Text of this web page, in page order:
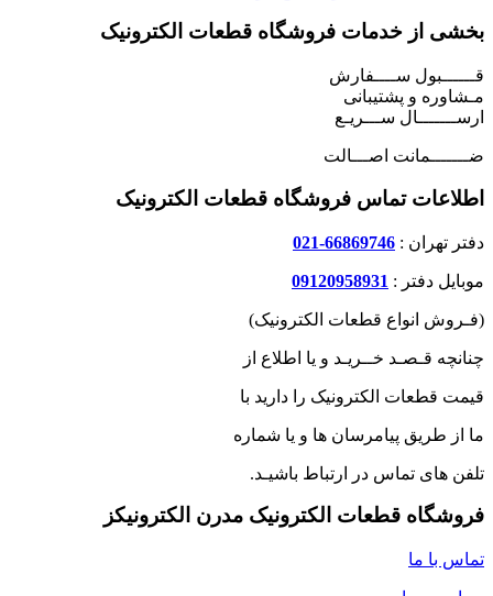
بخشی از خدمات فروشگاه قطعات الکترونیک
قــــــبول ســــفارش
مـشاوره و پشتیبانی
ارســـــــال ســـریـع
ضـــــــمانت اصـــالت
اطلاعات تماس فروشگاه قطعات الکترونیک
دفتر تهران : 66869746-021
موبایل دفتر : 09120958931
(فـروش انواع قطعات الکترونیک)
چنانچه قـصـد خــریـد و یا اطلاع از
قیمت قطعات الکترونیک را دارید با
ما از طریق پیامرسان ها و یا شماره
تلفن های تماس در ارتباط باشیـد.
فروشگاه قطعات الکترونیک مدرن الکترونیکز
تماس با ما